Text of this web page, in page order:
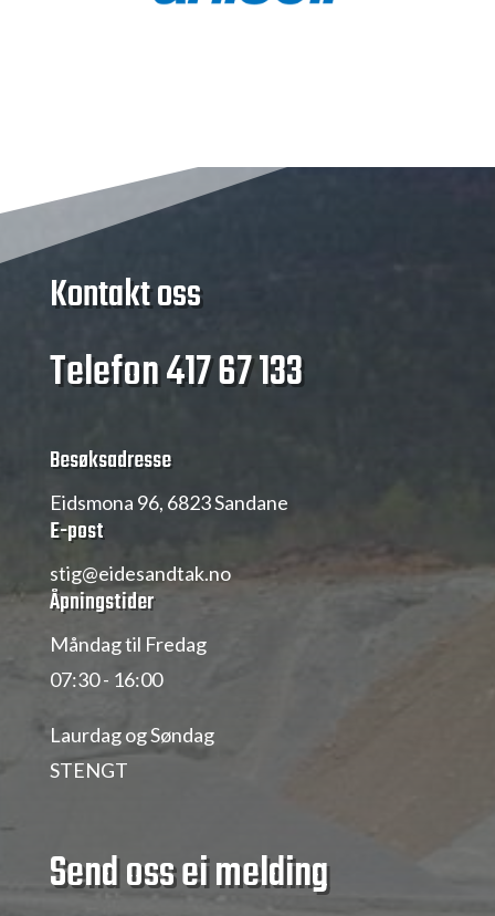
Kontakt oss
Telefon417 67 133
Besøksadresse
Eidsmona 96, 6823 Sandane
E-post
stig@eidesandtak.no
Åpningstider
Måndag til Fredag
07:30 - 16:00
Laurdag og Søndag
STENGT
Send oss ei melding